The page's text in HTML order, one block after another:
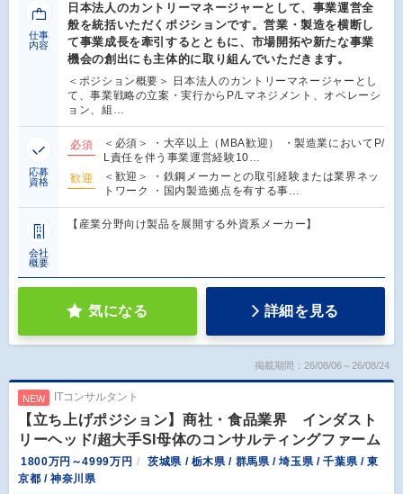
仕事
内容
日本法人のカントリーマネージャーとして、事業運営全
般を統括いただくポジションです。営業・製造を横断し
て事業成長を牽引するとともに、市場開拓や新たな事業
機会の創出にも主体的に取り組んでいただきます。
＜ポジション概要＞ 日本法人のカントリーマネージャーとし
て、事業戦略の立案・実行からP/Lマネジメント、オペレーシ
ョン、組…
応募
資格
必須
＜必須＞ ・大卒以上（MBA歓迎） ・製造業においてP/
L責任を伴う事業運営経験10…
歓迎
＜歓迎＞ ・鉄鋼メーカーとの取引経験または業界ネッ
トワーク ・国内製造拠点を有する事…
会社
概要
【産業分野向け製品を展開する外資系メーカー】
気になる 詳細を見る
掲載期間：26/08/06～26/08/24
NEW ITコンサルタント
【立ち上げポジション】商社・食品業界 インダスト
リーヘッド/超大手SI母体のコンサルティングファーム
1800万円～4999万円
茨城県 / 栃木県 / 群馬県 / 埼玉県 / 千葉県 / 東
京都 / 神奈川県